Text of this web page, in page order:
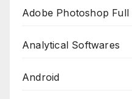
Adobe Photoshop Full
Analytical Softwares
Android